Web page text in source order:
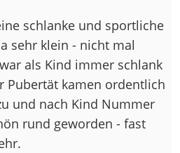
schlanke und sportliche
sehr klein - nicht mal
als Kind immer schlank
Pubertät kamen ordentlich
und nach Kind Nummer
rund geworden - fast